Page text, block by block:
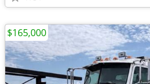
$165,000